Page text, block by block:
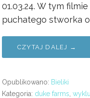
01.03.24. W tym
puchatego stworka
CZYTAJ DALEJ →
Opublikowano: Bieliki
Kategoria: duke farms